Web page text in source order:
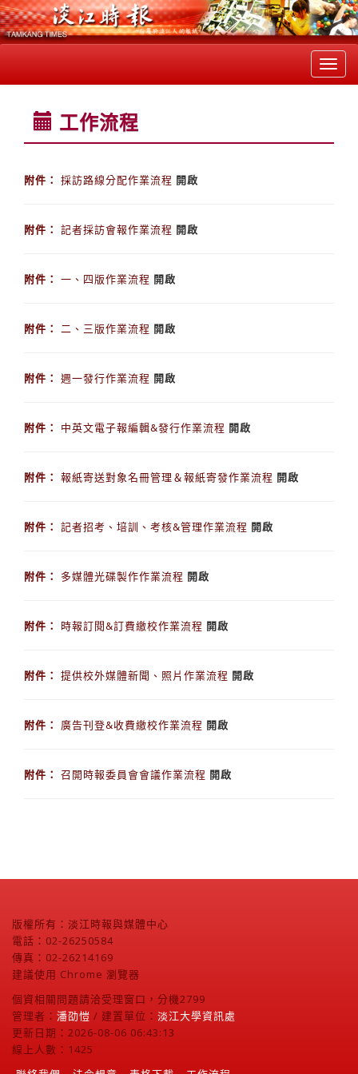
工作流程
附件： 採訪路線分配作業流程 開啟
附件： 記者採訪會報作業流程 開啟
附件： 一、四版作業流程 開啟
附件： 二、三版作業流程 開啟
附件： 週一發行作業流程 開啟
附件： 中英文電子報編輯&發行作業流程 開啟
附件： 報紙寄送對象名冊管理＆報紙寄發作業流程 開啟
附件： 記者招考、培訓、考核&管理作業流程 開啟
附件： 多媒體光碟製作作業流程 開啟
附件： 時報訂閱&訂費繳校作業流程 開啟
附件： 提供校外媒體新聞、照片作業流程 開啟
附件： 廣告刊登&收費繳校作業流程 開啟
附件： 召開時報委員會會議作業流程 開啟
版權所有：淡江時報與媒體中心
電話：02-26250584
傳真：02-26214169
建議使用 Chrome 瀏覽器
個資相關問題請洽受理窗口，分機2799
管理者： 潘劭愷 / 建置單位： 淡江大學資訊處
更新日期：2026-08-06 06:43:13
線上人數：1425